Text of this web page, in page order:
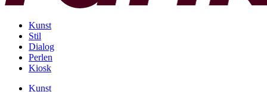
Kunst
Stil
Dialog
Perlen
Kiosk
Kunst